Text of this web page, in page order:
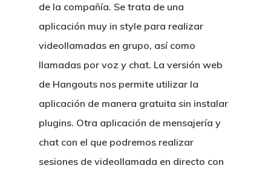
de la compañía. Se trata de una
aplicación muy in style para realizar
videollamadas en grupo, así como
llamadas por voz y chat. La versión web
de Hangouts nos permite utilizar la
aplicación de manera gratuita sin instalar
plugins. Otra aplicación de mensajería y
chat con el que podremos realizar
sesiones de videollamada en directo con